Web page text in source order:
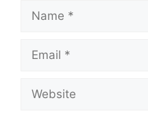
Name
Email
Website